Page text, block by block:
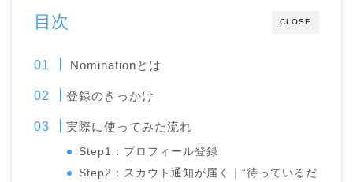
CLOSE
目次
Nominationとは
登録のきっかけ
実際に使ってみた流れ
Step1：プロフィール登録
Step2：スカウト通知が届く｜“待っているだ